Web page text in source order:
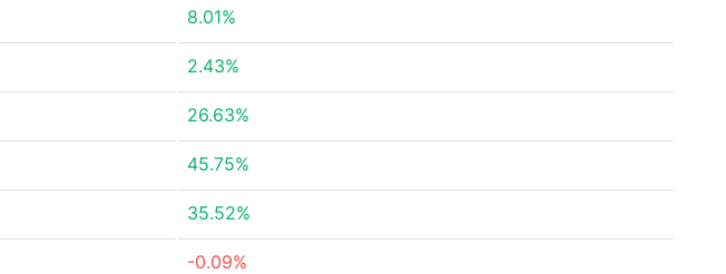
8.01%
2.43%
26.63%
45.75%
35.52%
-0.09%